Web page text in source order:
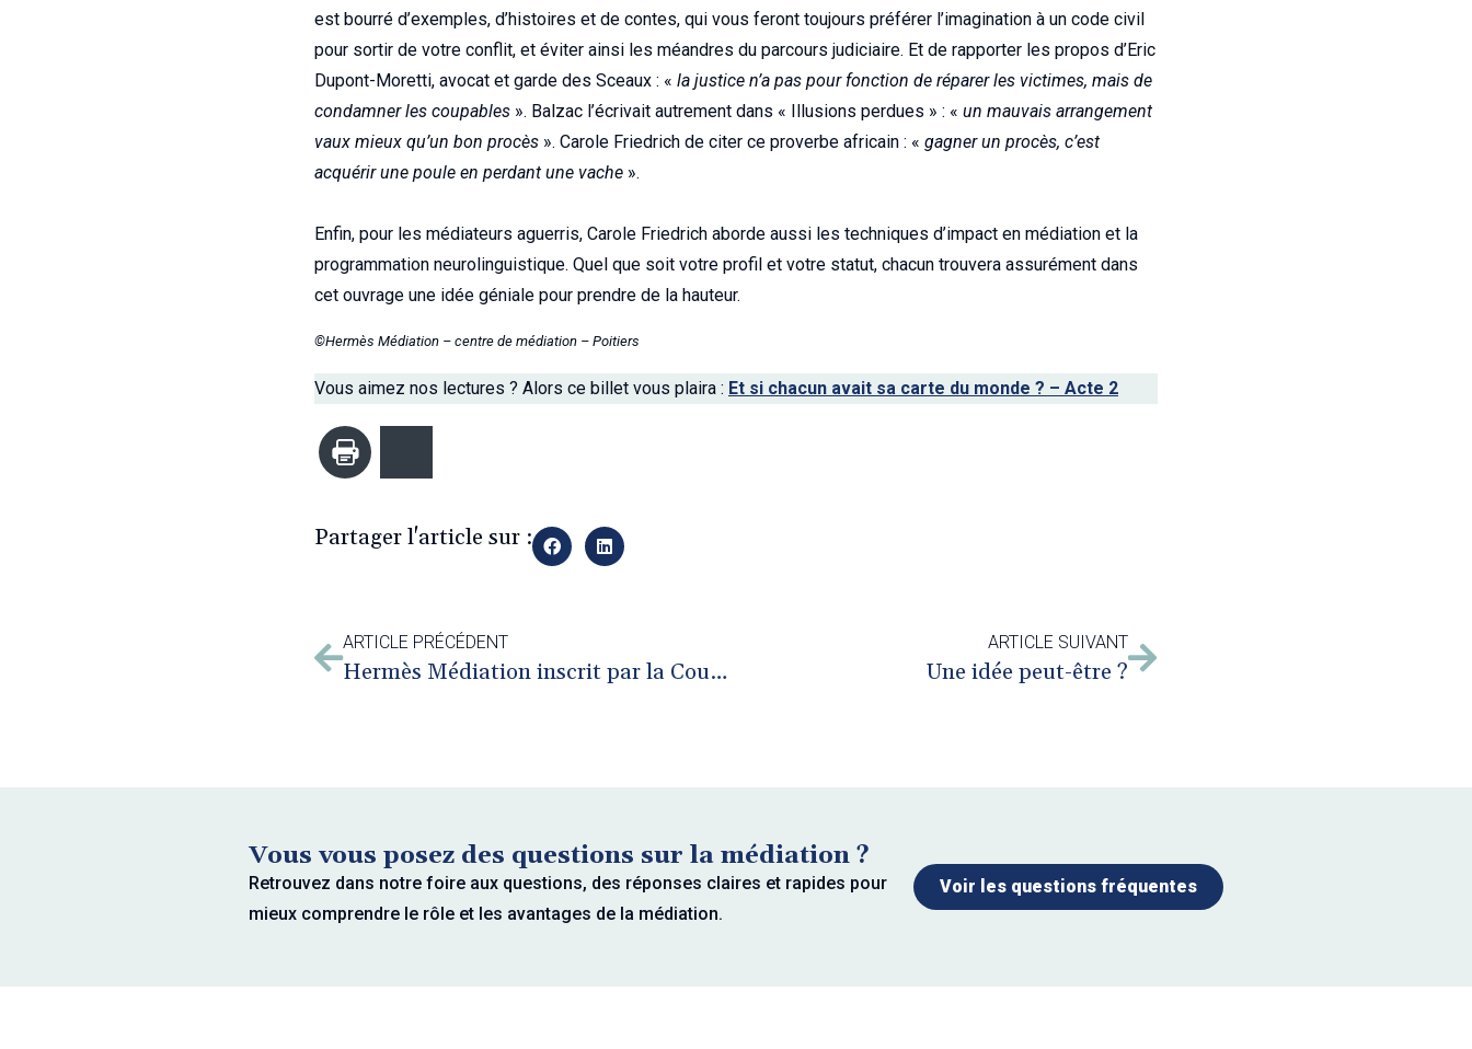
est bourré d’exemples, d’histoires et de contes, qui vous feront toujours préférer l’imagination à un code civil
pour sortir de votre conflit, et éviter ainsi les méandres du parcours judiciaire. Et de rapporter les propos d’Eric
Dupont-Moretti, avocat et garde des Sceaux : « la justice n’a pas pour fonction de réparer les victimes, mais de
condamner les coupables ». Balzac l’écrivait autrement dans « Illusions perdues » : « un mauvais arrangement
vaux mieux qu’un bon procès ». Carole Friedrich de citer ce proverbe africain : « gagner un procès, c’est
acquérir une poule en perdant une vache ».
Enfin, pour les médiateurs aguerris, Carole Friedrich aborde aussi les techniques d’impact en médiation et la
programmation neurolinguistique. Quel que soit votre profil et votre statut, chacun trouvera assurément dans
cet ouvrage une idée géniale pour prendre de la hauteur.
©Hermès Médiation – centre de médiation – Poitiers
Vous aimez nos lectures ? Alors ce billet vous plaira : Et si chacun avait sa carte du monde ? – Acte 2
Imprimer
Partager l'article sur :
ARTICLE PRÉCÉDENT
Hermès Médiation inscrit par la Cour d’appel de Poitiers sur la liste des médiateurs judiciaires
ARTICLE SUIVANT
Une idée peut-être ?
Vous vous posez des questions sur la médiation ?
Retrouvez dans notre foire aux questions, des réponses claires et rapides pour
mieux comprendre le rôle et les avantages de la médiation.
Voir les questions fréquentes